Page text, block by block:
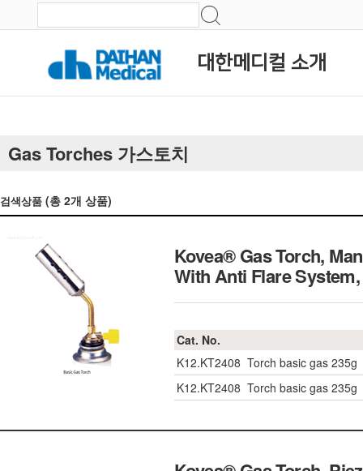
대한메디컬 소개
Gas Torches 가스토치
검색상품 (총 2개 상품)
Kovea® Gas Torch,
With Anti Flare
Cat. No.
K12.KT2408 Torch basic gas 235g
K12.KT2408 Torch basic gas 235g